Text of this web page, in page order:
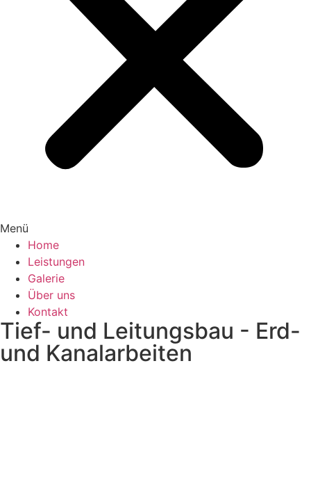
Menü
Home
Leistungen
Galerie
Über uns
Kontakt
Tief- und Leitungsbau - Erd-
und Kanalarbeiten